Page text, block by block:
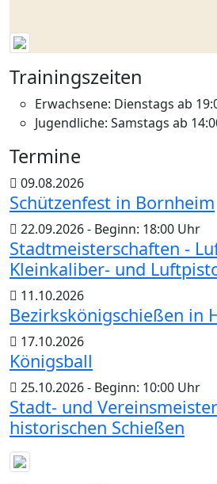
Trainingszeiten
Erwachsene: Dienstags ab
Jugendliche: Samstags ab
Termine
09.08.2026
Schützenfest in Bornheim
22.09.2026 - Beginn: 18:00 Uhr
Stadtmeisterschaften -
Kleinkaliber- und
11.10.2026
Bezirkskönigschießen in
17.10.2026
Königsball
25.10.2026 - Beginn: 10:00 Uhr
Stadt- und
historischen Schießen